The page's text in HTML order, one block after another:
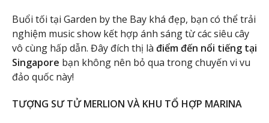
Buổi tối tại Garden by the Bay khá đẹp, bạn có thể trải
nghiệm music show kết hợp ánh sáng từ các siêu cây
vô cùng hấp dẫn. Đây đích thị là điểm đến nổi tiếng tại
Singapore bạn không nên bỏ qua trong chuyến vi vu
đảo quốc này!
TƯỢNG SƯ TỬ MERLION VÀ KHU TỔ HỢP MARINA